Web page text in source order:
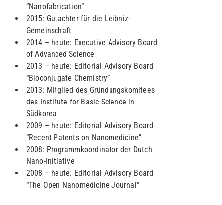
“Nanofabrication”
2015: Gutachter für die Leibniz-
Gemeinschaft
2014 – heute: Executive Advisory Board
of Advanced Science
2013 – heute: Editorial Advisory Board
“Bioconjugate Chemistry”
2013: Mitglied des Gründungskomitees
des Institute for Basic Science in
Südkorea
2009 – heute: Editorial Advisory Board
“Recent Patents on Nanomedicine”
2008: Programmkoordinator der Dutch
Nano-Initiative
2008 – heute: Editorial Advisory Board
“The Open Nanomedicine Journal”